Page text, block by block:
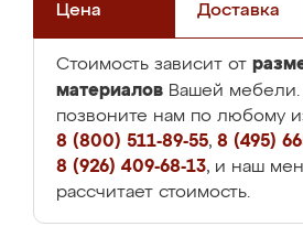
Цена Доставка
Стоимость зависит от
материалов Вашей мебели.
позвоните нам по любому
8 (800) 511-89-55, 8 (495)
8 (926) 409-68-13, и наш
рассчитает стоимость.